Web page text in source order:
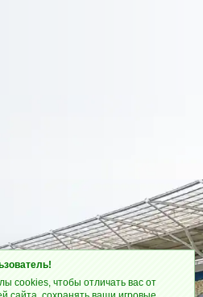
cookies, чтобы отличать вас от